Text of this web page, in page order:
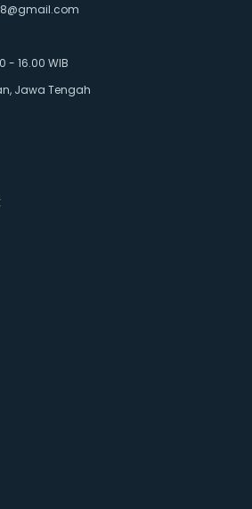
- 16.00 WIB
Jawa Tengah